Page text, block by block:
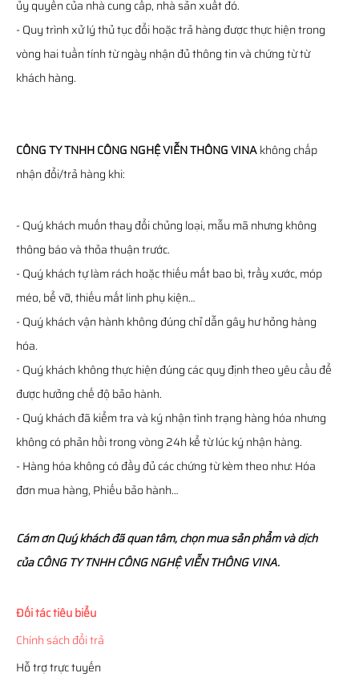
ủy quyền của nhà cung cấp, nhà sản xuất đó.
- Quy trình xử lý thủ tục đổi hoặc trả hàng được thực hiện trong
vòng hai tuần tính từ ngày nhận đủ thông tin và chứng từ từ
khách hàng.
CÔNG TY TNHH CÔNG NGHỆ VIỄN THÔNG VINAkhông chấp
nhận đổi/trả hàng khi:
- Quý khách muốn thay đổi chủng loại, mẫu mã nhưng không
thông báo và thỏa thuận trước.
- Quý khách tự làm rách hoặc thiếu mất bao bì, trầy xước, móp
méo, bể vỡ, thiếu mất linh phụ kiện…
- Quý khách vận hành không đúng chỉ dẫn gây hư hỏng hàng
hóa.
- Quý khách không thực hiện đúng các quy định theo yêu cầu để
được hưởng chế độ bảo hành.
- Quý khách đã kiểm tra và ký nhận tình trạng hàng hóa nhưng
không có phản hồi trong vòng 24h kể từ lúc ký nhận hàng.
- Hàng hóa không có đầy đủ các chứng từ kèm theo như: Hóa
đơn mua hàng, Phiếu bảo hành…
Cám ơn Quý khách đã quan tâm, chọn mua sản phẩm và dịch
của CÔNG TY TNHH CÔNG NGHỆ VIỄN THÔNG VINA.
Đối tác tiêu biểu
Chính sách đổi trả
Hỗ trợ trực tuyến